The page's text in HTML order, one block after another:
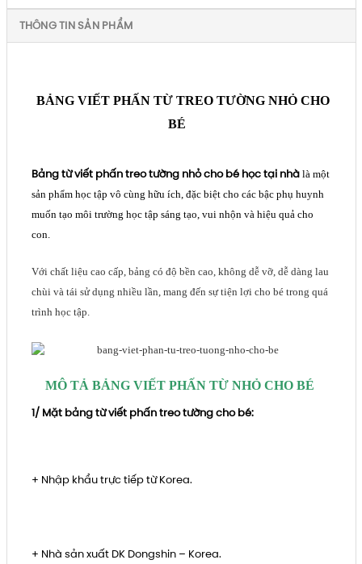
THÔNG TIN SẢN PHẨM
BẢNG VIẾT PHẤN TỪ TREO TƯỜNG NHỎ CHO
BÉ
Bảng từ viết phấn treo tường nhỏ cho bé học tại nhà là một
sản phẩm học tập vô cùng hữu ích, đặc biệt cho các bậc phụ huynh
muốn tạo môi trường học tập sáng tạo, vui nhộn và hiệu quả cho
con.
Với chất liệu cao cấp, bảng có độ bền cao, không dễ vỡ, dễ dàng lau
chùi và tái sử dụng nhiều lần, mang đến sự tiện lợi cho bé trong quá
trình học tập.
MÔ TẢ BẢNG VIẾT PHẤN TỪ NHỎ CHO BÉ
1/ Mặt bảng từ viết phấn treo tường cho bé:
+ Nhập khẩu trực tiếp từ Korea.
+ Nhà sản xuất DK Dongshin – Korea.